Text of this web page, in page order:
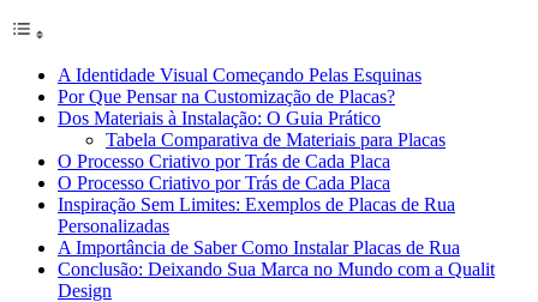
A Identidade Visual Começando Pelas Esquinas
Por Que Pensar na Customização de Placas?
Dos Materiais à Instalação: O Guia Prático
Tabela Comparativa de Materiais para Placas
O Processo Criativo por Trás de Cada Placa
O Processo Criativo por Trás de Cada Placa
Inspiração Sem Limites: Exemplos de Placas de Rua
Personalizadas
A Importância de Saber Como Instalar Placas de Rua
Conclusão: Deixando Sua Marca no Mundo com a Qualit
Design